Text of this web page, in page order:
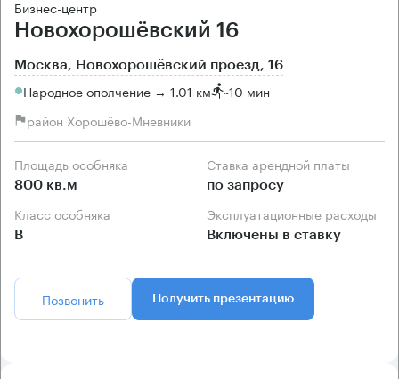
Бизнес-центр
Новохорошёвский 16
Москва, Новохорошёвский проезд, 16
Народное ополчение → 1.01 км ~10 мин
район Хорошёво-Мневники
Площадь особняка
800 кв.м
Ставка арендной платы
по запросу
Класс особняка
B
Эксплуатационные расходы
Включены в ставку
Позвонить Получить презентацию